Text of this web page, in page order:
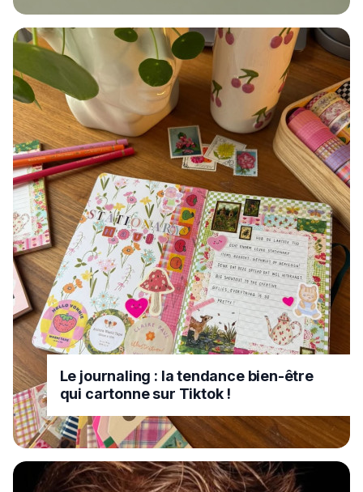
Le journaling : la tendance bien-être
qui cartonne sur Tiktok !